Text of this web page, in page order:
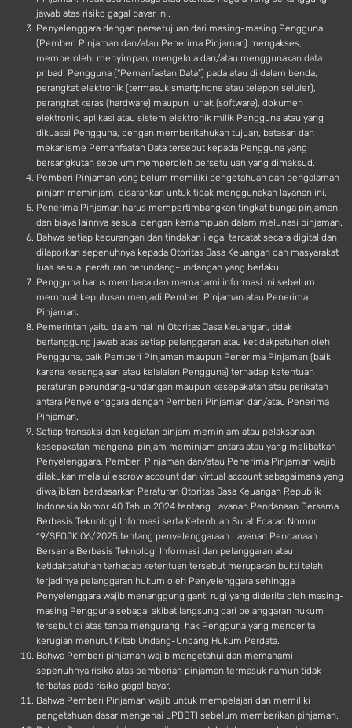
jawab atas risiko gagal bayar ini.
Penyelenggara dengan persetujuan dari masing-masing Pengguna
(Pemberi Pinjaman dan/atau Penerima Pinjaman) mengakses,
memperoleh, menyimpan, mengelola dan/atau menggunakan data
pribadi Pengguna (“Pemanfaatan Data”) pada atau di dalam benda,
perangkat elektronik (termasuk smartphone atau telepon seluler),
perangkat keras (hardware) maupun lunak (software), dokumen
elektronik, aplikasi atau sistem elektronik milik Pengguna atau yang
dikuasai Pengguna, dengan memberitahukan tujuan, batasan dan
mekanisme Pemanfaatan Data tersebut kepada Pengguna yang
bersangkutan sebelum memperoleh persetujuan yang dimaksud.
Pemberi Pinjaman yang belum memiliki pengetahuan dan pengalaman
pinjam meminjam, disarankan untuk tidak menggunakan layanan ini.
Penerima Pinjaman harus mempertimbangkan tingkat bunga pinjaman
dan biaya lainnya sesuai dengan kemampuan dalam melunasi pinjaman.
Bahwa setiap kecurangan dan tindakan ilegal tercatat secara digital dan
dilaporkan sepenuhnya kepada Otoritas Jasa Keuangan dan masyarakat
luas sesuai peraturan perundang-undangan yang berlaku.
Pengguna harus membaca dan memahami informasi ini sebelum
membuat keputusan menjadi Pemberi Pinjaman atau Penerima
Pinjaman.
Pemerintah yaitu dalam hal ini Otoritas Jasa Keuangan, tidak
bertanggung jawab atas setiap pelanggaran atau ketidakpatuhan oleh
Pengguna, baik Pemberi Pinjaman maupun Penerima Pinjaman (baik
karena kesengajaan atau kelalaian Pengguna) terhadap ketentuan
peraturan perundang-undangan maupun kesepakatan atau perikatan
antara Penyelenggara dengan Pemberi Pinjaman dan/atau Penerima
Pinjaman.
Setiap transaksi dan kegiatan pinjam meminjam atau pelaksanaan
kesepakatan mengenai pinjam meminjam antara atau yang melibatkan
Penyelenggara, Pemberi Pinjaman dan/atau Penerima Pinjaman wajib
dilakukan melalui escrow account dan virtual account sebagaimana yang
diwajibkan berdasarkan Peraturan Otoritas Jasa Keuangan Republik
Indonesia Nomor 40 Tahun 2024 tentang Layanan Pendanaan Bersama
Berbasis Teknologi Informasi serta Ketentuan Surat Edaran Nomor
19/SEOJK.06/2025 tentang penyelenggaraan Layanan Pendanaan
Bersama Berbasis Teknologi Informasi dan pelanggaran atau
ketidakpatuhan terhadap ketentuan tersebut merupakan bukti telah
terjadinya pelanggaran hukum oleh Penyelenggara sehingga
Penyelenggara wajib menanggung ganti rugi yang diderita oleh masing-
masing Pengguna sebagai akibat langsung dari pelanggaran hukum
tersebut di atas tanpa mengurangi hak Pengguna yang menderita
kerugian menurut Kitab Undang-Undang Hukum Perdata.
Bahwa Pemberi pinjaman wajib mengetahui dan memahami
sepenuhnya risiko atas pemberian pinjaman termasuk namun tidak
terbatas pada risiko gagal bayar.
Bahwa Pemberi Pinjaman wajib untuk mempelajari dan memiliki
pengetahuan dasar mengenai LPBBTI sebelum memberikan pinjaman.